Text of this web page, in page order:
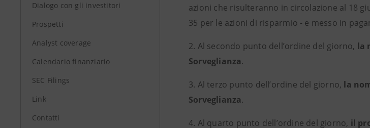
Dialogo con gli investitori
Prospetti
Analyst coverage
Calendario finanziario
SEC Filings
Link
Contatti
azioni che risulteranno in circolazione al 18
35 per le azioni di risparmio - e messo in
2. Al secondo punto dell’ordine del giorno, la
Sorveglianza.
3. Al terzo punto dell’ordine del giorno, la
Sorveglianza.
4. Al quarto punto dell’ordine del giorno, il